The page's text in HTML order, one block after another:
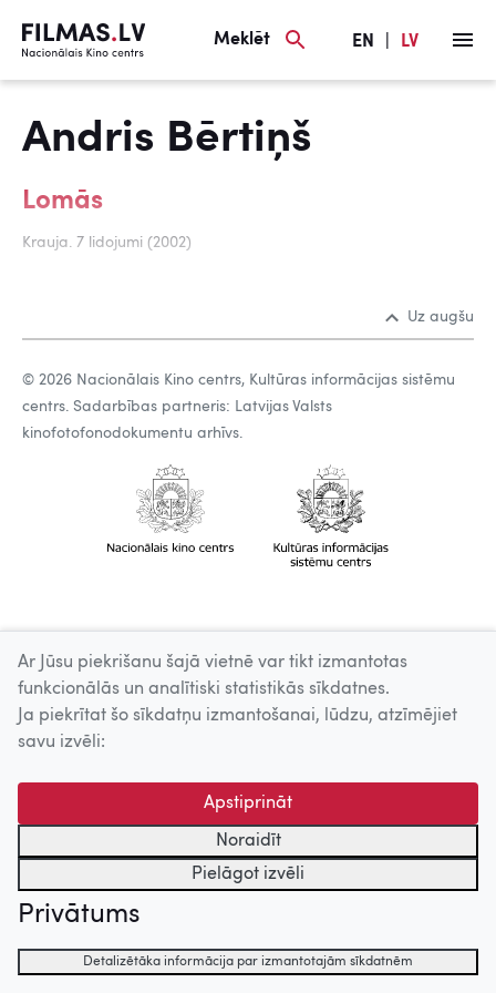
Meklēt EN LV
Andris Bērtiņš
Lomās
Krauja. 7 lidojumi (2002)
Uz augšu
© 2026 Nacionālais Kino centrs, Kultūras informācijas sistēmu
centrs. Sadarbības partneris: Latvijas Valsts
kinofotofonodokumentu arhīvs.
Ar Jūsu piekrišanu šajā vietnē var tikt izmantotas
funkcionālās un analītiski statistikās sīkdatnes.
Ja piekrītat šo sīkdatņu izmantošanai, lūdzu, atzīmējiet
savu izvēli:
Apstiprināt
Noraidīt
Pielāgot izvēli
Privātums
Detalizētāka informācija par izmantotajām sīkdatnēm